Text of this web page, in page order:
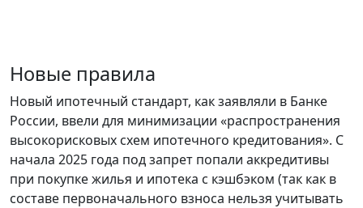
Новые правила
Новый ипотечный стандарт, как заявляли в Банке
России, ввели для минимизации «распространения
высокорисковых схем ипотечного кредитования». С
начала 2025 года под запрет попали аккредитивы
при покупке жилья и ипотека с кэшбэком (так как в
составе первоначального взноса нельзя учитывать